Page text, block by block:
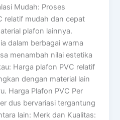
Mudah: Proses
relatif mudah dan cepat
plafon lainnya.
dalam berbagai warna
menambah nilai estetika
Harga plafon PVC relatif
dengan material lain
Harga Plafon PVC Per
dus bervariasi tergantung
lain: Merk dan Kualitas: